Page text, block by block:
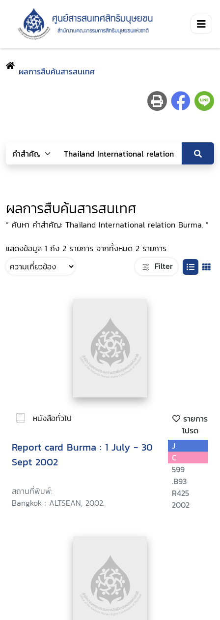
ผลการสืบค้นสารสนเทศ
ผลการสืบค้นสารสนเทศ
“ ค้นหา คำสำคัญ: Thailand International relation Burma, ”
แสดงข้อมูล 1 ถึง 2 รายการ จากทั้งหมด 2 รายการ
Filter
หนังสือทั่วไป
รายการ
โปรด
Report card Burma : 1 July - 30
Sept 2002
สถานที่พิมพ์:
Bangkok : ALTSEAN, 2002.
J
C
599
.B93
R425
2002